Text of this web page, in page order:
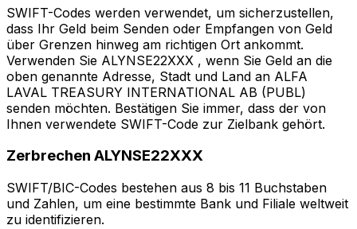
SWIFT-Codes werden verwendet, um sicherzustellen,
dass Ihr Geld beim Senden oder Empfangen von Geld
über Grenzen hinweg am richtigen Ort ankommt.
Verwenden Sie ALYNSE22XXX , wenn Sie Geld an die
oben genannte Adresse, Stadt und Land an ALFA
LAVAL TREASURY INTERNATIONAL AB (PUBL)
senden möchten. Bestätigen Sie immer, dass der von
Ihnen verwendete SWIFT-Code zur Zielbank gehört.
Zerbrechen ALYNSE22XXX
SWIFT/BIC-Codes bestehen aus 8 bis 11 Buchstaben
und Zahlen, um eine bestimmte Bank und Filiale weltweit
zu identifizieren.